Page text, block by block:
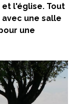
et l'église. Tout
une salle
une